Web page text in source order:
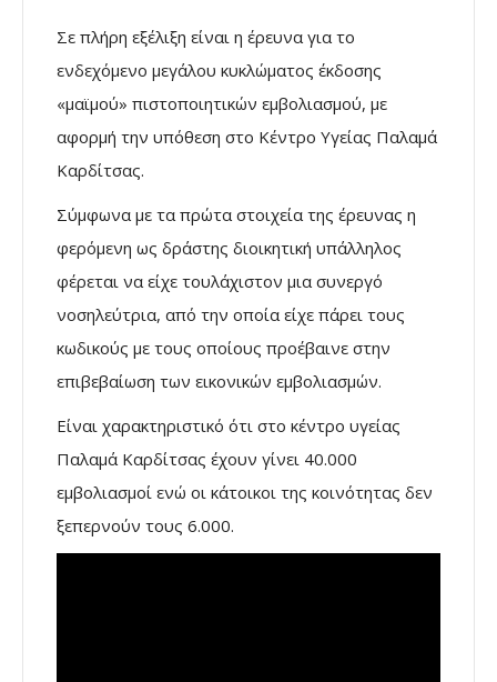
Σε πλήρη εξέλιξη είναι η έρευνα για το
ενδεχόμενο μεγάλου κυκλώματος έκδοσης
«μαϊμού» πιστοποιητικών εμβολιασμού, με
αφορμή την υπόθεση στο Κέντρο Υγείας Παλαμά
Καρδίτσας.
Σύμφωνα με τα πρώτα στοιχεία της έρευνας η
φερόμενη ως δράστης διοικητική υπάλληλος
φέρεται να είχε τουλάχιστον μια συνεργό
νοσηλεύτρια, από την οποία είχε πάρει τους
κωδικούς με τους οποίους προέβαινε στην
επιβεβαίωση των εικονικών εμβολιασμών.
Είναι χαρακτηριστικό ότι στο κέντρο υγείας
Παλαμά Καρδίτσας έχουν γίνει 40.000
εμβολιασμοί ενώ οι κάτοικοι της κοινότητας δεν
ξεπερνούν τους 6.000.